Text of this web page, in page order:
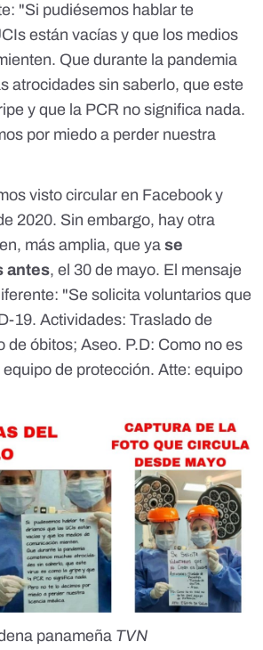
"Si pudiésemos hablar te
están vacías y que los medios
Que durante la pandemia
atrocidades sin saberlo, que este
y que la PCR no significa nada.
por miedo a perder nuestra
visto circular en Facebooky
2020. Sin embargo, hay otra
más amplia, que ya se
antes, el 30 de mayo. El mensaje
"Se solicita voluntarios que
19. Actividades: Traslado de
de óbitos; Aseo. P.D: Como no es
de protección. Atte: equipo
panameña TVN